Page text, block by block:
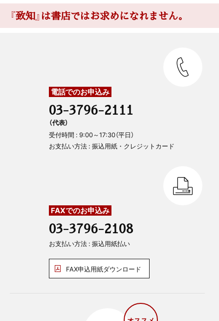
『致知』は書店ではお求めになれません。
電話でのお申込み
03-3796-2111
（代表）
受付時間 : 9:00～17:30（平日）
お支払い方法 : 振込用紙・クレジットカード
FAXでのお申込み
03-3796-2108
お支払い方法 : 振込用紙払い
FAX申込用紙ダウンロード